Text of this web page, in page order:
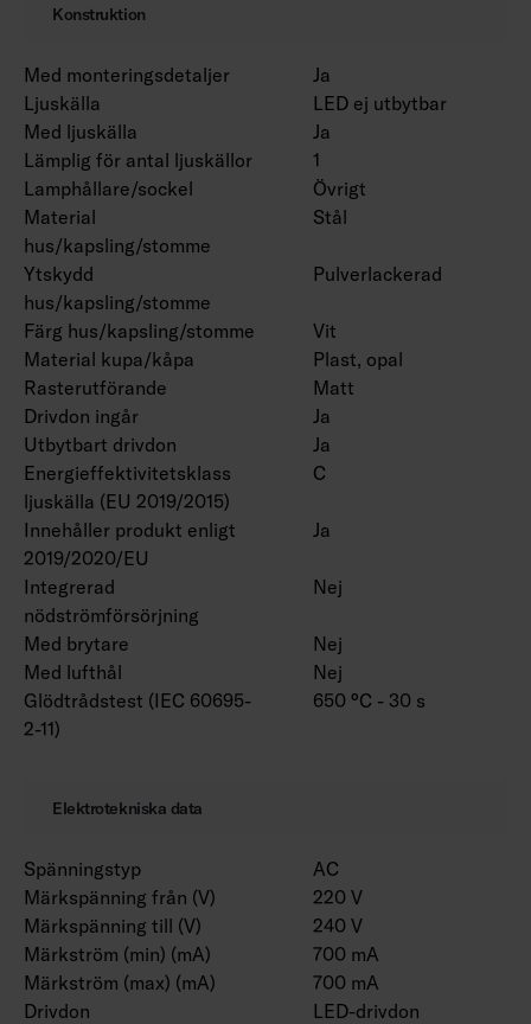
Konstruktion
Med monteringsdetaljer
Ja
Ljuskälla
LED ej utbytbar
Med ljuskälla
Ja
Lämplig för antal ljuskällor
1
Lamphållare/sockel
Övrigt
Material
hus/kapsling/stomme
Stål
Ytskydd
hus/kapsling/stomme
Pulverlackerad
Färg hus/kapsling/stomme
Vit
Material kupa/kåpa
Plast, opal
Rasterutförande
Matt
Drivdon ingår
Ja
Utbytbart drivdon
Ja
Energieffektivitetsklass
ljuskälla (EU 2019/2015)
C
Innehåller produkt enligt
2019/2020/EU
Ja
Integrerad
nödströmförsörjning
Nej
Med brytare
Nej
Med lufthål
Nej
Glödtrådstest (IEC 60695-
2-11)
650 °C - 30 s
Elektrotekniska data
Spänningstyp
AC
Märkspänning från (V)
220 V
Märkspänning till (V)
240 V
Märkström (min) (mA)
700 mA
Märkström (max) (mA)
700 mA
Drivdon
LED-drivdon